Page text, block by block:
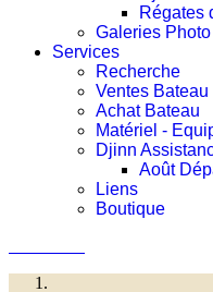
Régates
Galeries Photo
Services
Recherche
Ventes Bateau
Achat Bateau
Matériel -
Djinn
Août
Liens
Boutique